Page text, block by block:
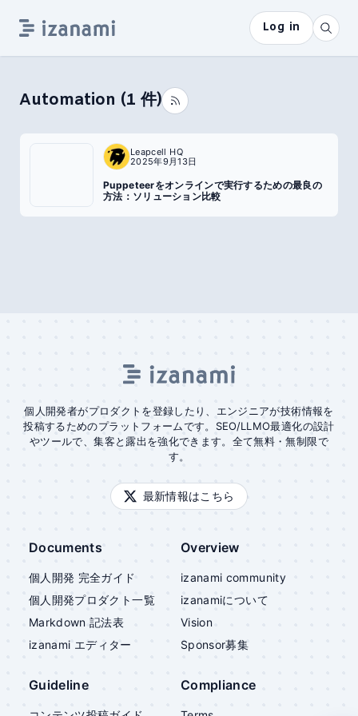
Log in
Automation (1 件)
Leapcell HQ
2025年9月13日
Puppeteerをオンラインで実行するための最良の
方法：ソリューション比較
個人開発者がプロダクトを登録したり、エンジニアが技術情報を
投稿するためのプラットフォームです。SEO/LLMO最適化の設計
やツールで、集客と露出を強化できます。全て無料・無制限で
す。
最新情報はこちら
Documents
個人開発 完全ガイド
個人開発プロダクト一覧
Markdown 記法表
izanami エディター
Overview
izanami community
izanamiについて
Vision
Sponsor募集
Guideline Compliance